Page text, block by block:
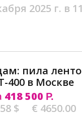
2025 г. в
пила
400 в Москве
418 500 Р.
$
€ 4650.00